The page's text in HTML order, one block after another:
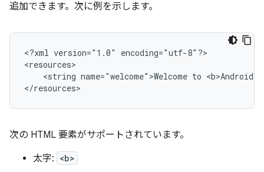
追加できます。次に例を示します。
<?xml version="1.0"
encoding="utf-8"?>
<string name="welcome">Welcome to
</resources>
次の HTML 要素がサポートされています。
太字: <b>